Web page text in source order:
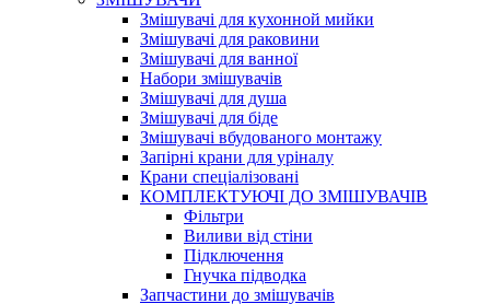
Змішувачі для кухонной мийки
Змішувачі для раковини
Змішувачі для ванної
Набори змішувачів
Змішувачі для душа
Змішувачі для біде
Змішувачі вбудованого монтажу
Запірні крани для уріналу
Крани спеціалізовані
КОМПЛЕКТУЮЧІ ДО ЗМІШУВАЧІВ
Фільтри
Виливи від стіни
Підключення
Гнучка підводка
Запчастини до змішувачів